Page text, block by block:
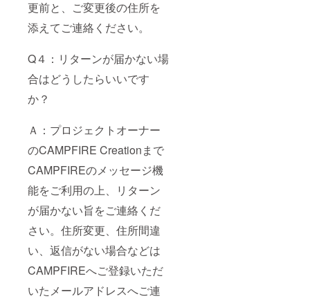
更前と、ご変更後の住所を
添えてご連絡ください。
Q４：リターンが届かない場
合はどうしたらいいです
か？
Ａ：プロジェクトオーナー
のCAMPFIRE Creationまで
CAMPFIREのメッセージ機
能をご利用の上、リターン
が届かない旨をご連絡くだ
さい。住所変更、住所間違
い、返信がない場合などは
CAMPFIREへご登録いただ
いたメールアドレスへご連